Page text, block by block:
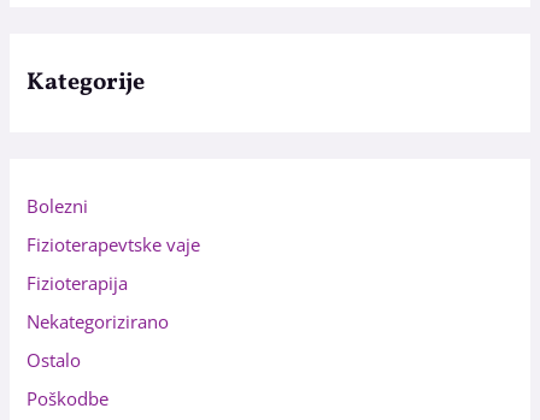
Kategorije
Bolezni
Fizioterapevtske vaje
Fizioterapija
Nekategorizirano
Ostalo
Poškodbe